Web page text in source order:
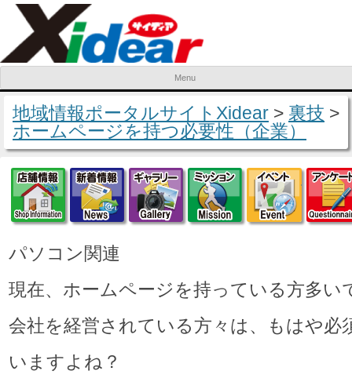
Menu
Skip to content
地域情報ポータルサイトXidear > 裏技 >
ホームページを持つ必要性（企業）
店舗情報新着情報ギャラリーミッション
イベ
パソコン関連
現在、ホームページを持っている方多い
会社を経営されている方々は、もはや必
いますよね？